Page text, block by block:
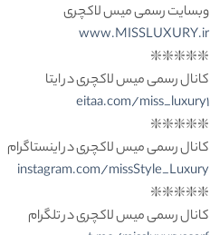
وبسایت رسمی میس لاکچری
www.MISSLUXURY.ir
❇️❇️❇️❇️❇️
کانال رسمی میس لاکچری در ایتا
eitaa.com/miss_luxury1
❇️❇️❇️❇️❇️
کانال رسمی میس لاکچری در اینستاگرام
instagram.com/missStyle_Luxury
❇️❇️❇️❇️❇️
کانال رسمی میس لاکچری در تلگرام